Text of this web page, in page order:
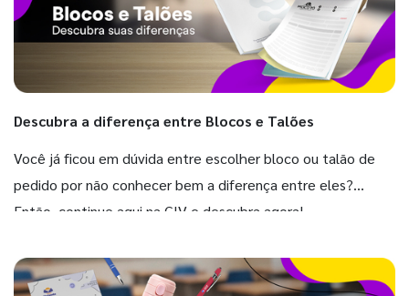
Descubra a diferença entre Blocos e Talões
Você já ficou em dúvida entre escolher bloco ou talão de
pedido por não conhecer bem a diferença entre eles?
Então, continue aqui na GIV e descubra agora!